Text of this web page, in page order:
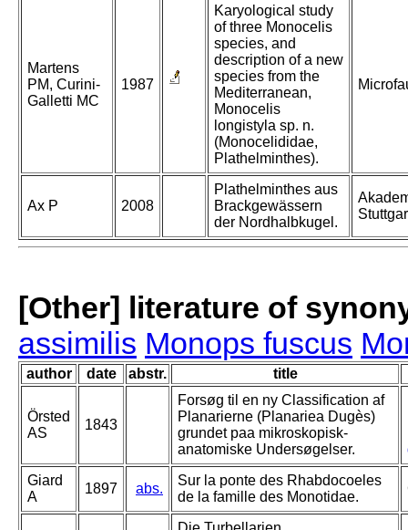
Martens
PM, Curini-
Galletti MC
1987
Karyological study
of three Monocelis
species, and
description of a new
species from the
Mediterranean,
Monocelis
longistyla sp. n.
(Monocelididae,
Plathelminthes).
Ax P 2008
Plathelminthes aus
Brackgewässern
der Nordhalbkugel.
[Other] literature of
assimilis Monops fuscus
author date abstr. title
Örsted
AS
1843
Forsøg til en ny Classification af
Planarierne (Planariea Dugès)
grundet paa mikroskopisk-
anatomiske Undersøgelser.
Giard
A
1897 abs.
Sur la ponte des Rhabdocoeles
de la famille des Monotidae.